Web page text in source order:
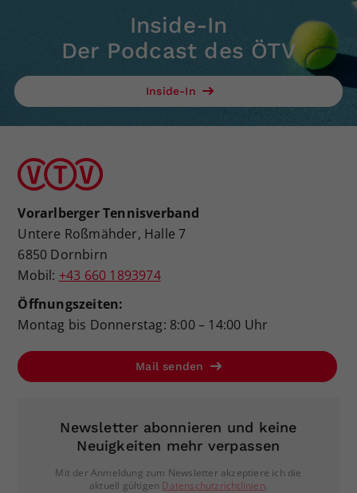
Inside-In
Der Podcast des ÖTV
Inside-In
Vorarlberger Tennisverband
Untere Roßmähder, Halle 7
6850 Dornbirn
Mobil: +43 660 1893974
Öffnungszeiten:
Montag bis Donnerstag: 8:00 – 14:00 Uhr
Mail senden
Newsletter abonnieren und keine
Neuigkeiten mehr verpassen
Mit der Anmeldung zum Newsletter akzeptiere ich die
aktuell gültigen Datenschutzrichtlinien.